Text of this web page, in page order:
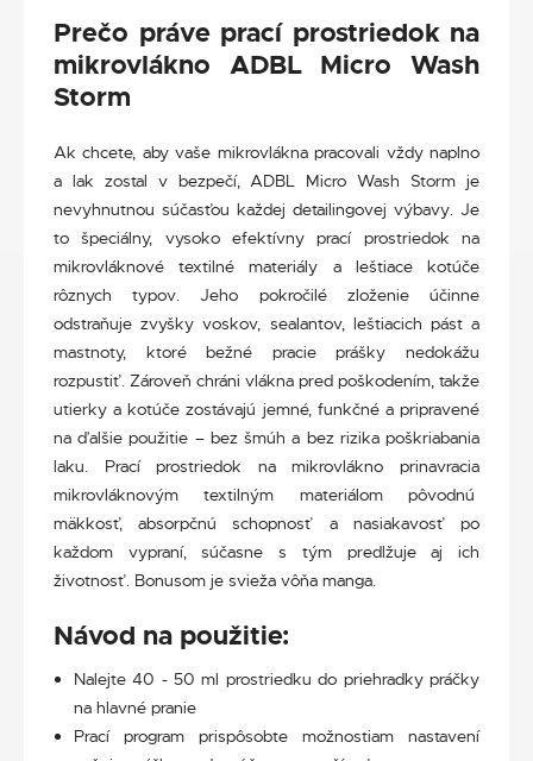
Prečo práve prací prostriedok na
mikrovlákno ADBL Micro Wash
Storm
Ak chcete, aby vaše mikrovlákna pracovali vždy naplno
a lak zostal v bezpečí, ADBL Micro Wash Storm je
nevyhnutnou súčasťou každej detailingovej výbavy. Je
to špeciálny, vysoko efektívny prací prostriedok na
mikrovláknové textilné materiály a leštiace kotúče
rôznych typov. Jeho pokročilé zloženie účinne
odstraňuje zvyšky voskov, sealantov, leštiacich pást a
mastnoty, ktoré bežné pracie prášky nedokážu
rozpustiť. Zároveň chráni vlákna pred poškodením, takže
utierky a kotúče zostávajú jemné, funkčné a pripravené
na ďalšie použitie – bez šmúh a bez rizika poškriabania
laku. Prací prostriedok na mikrovlákno prinavracia
mikrovláknovým textilným materiálom pôvodnú
mäkkosť, absorpčnú schopnosť a nasiakavosť po
každom vypraní, súčasne s tým predlžuje aj ich
životnosť. Bonusom je svieža vôňa manga.
Návod na použitie:
Nalejte 40 - 50 ml prostriedku do priehradky práčky
na hlavné pranie
Prací program prispôsobte možnostiam nastavení